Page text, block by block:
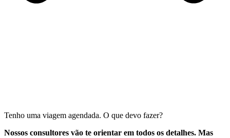
Tenho uma viagem agendada. O que devo fazer?
Nossos consultores vão te orientar em todos os detalhes. Mas